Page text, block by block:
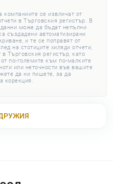
компаниите се извличат от
в Търговския регистър. В
може да бъдат непълни
създадени автоматизирани
и те се поправят от
на стотиците хиляди отчети,
в Търговския регистър, като
по-големите към по-малките
или неточности във вашите
да ни пишете, за да
корекция.